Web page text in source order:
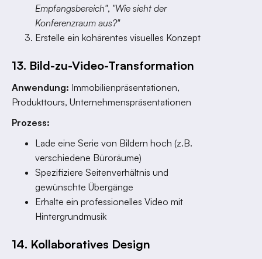
Empfangsbereich", "Wie sieht der
Konferenzraum aus?"
Erstelle ein kohärentes visuelles Konzept
13. Bild-zu-Video-Transformation
Anwendung: Immobilienpräsentationen,
Produkttours, Unternehmenspräsentationen
Prozess:
Lade eine Serie von Bildern hoch (z.B.
verschiedene Büroräume)
Spezifiziere Seitenverhältnis und
gewünschte Übergänge
Erhalte ein professionelles Video mit
Hintergrundmusik
14. Kollaboratives Design